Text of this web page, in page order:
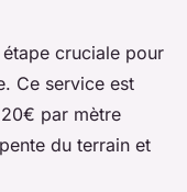
cruciale pour
Ce service est
par mètre
du terrain et